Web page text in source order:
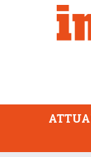
ATTUALITÀ